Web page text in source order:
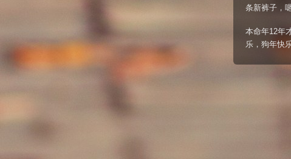
条新裤子，
本命年12年
乐，狗年快乐